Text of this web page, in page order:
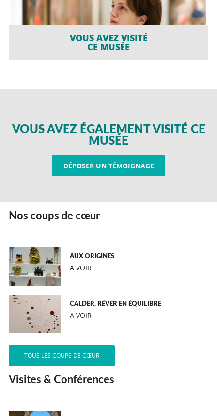
VOUS AVEZ VISITÉ
CE MUSÉE
VOUS AVEZ ÉGALEMENT VISITÉ CE
MUSÉE
DÉPOSER UN TÉMOIGNAGE
Nos coups de cœur
AUX ORIGINES
A VOIR
CALDER. RÊVER EN ÉQUILIBRE
A VOIR
TOUS LES COUPS DE CŒUR
Visites & Conférences